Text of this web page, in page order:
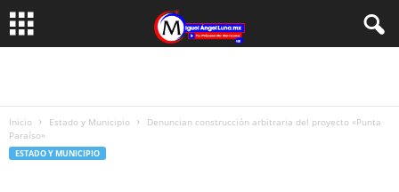
Inicio Estado y Municipio
Denuncian construcción arbitraria del proyecto «Punta
Paraíso»
ESTADO Y MUNICIPIO